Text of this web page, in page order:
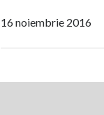
16 noiembrie 2016